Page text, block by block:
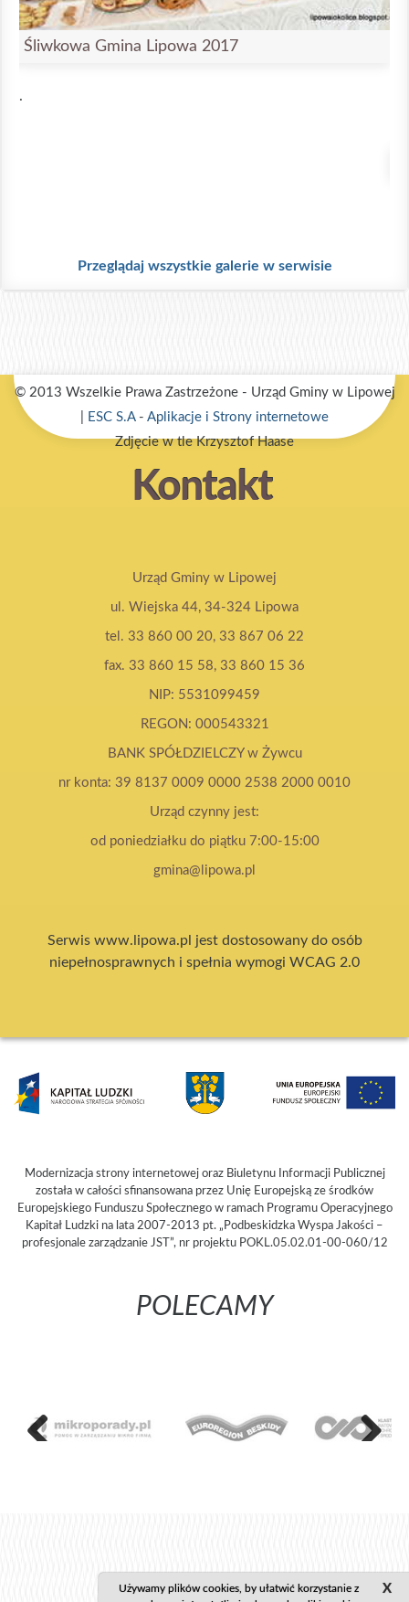
Śliwkowa Gmina Lipowa 2017
.
Przeglądaj wszystkie galerie w serwisie
© 2013 Wszelkie Prawa Zastrzeżone - Urząd Gminy w Lipowej
ESC S.A- Aplikacje i Strony internetowe
Zdjęcie w tle Krzysztof Haase
Kontakt
Urząd Gminy w Lipowej
ul. Wiejska 44, 34-324 Lipowa
tel. 33 860 00 20, 33 867 06 22
fax. 33 860 15 58, 33 860 15 36
NIP: 5531099459
REGON: 000543321
BANK SPÓŁDZIELCZY w Żywcu
nr konta: 39 8137 0009 0000 2538 2000 0010
Urząd czynny jest:
od poniedziałku do piątku 7:00-15:00
gmina@lipowa.pl
Serwis www.lipowa.pl jest dostosowany do osób
niepełnosprawnych i spełnia wymogi WCAG 2.0
Modernizacja strony internetowej oraz Biuletynu Informacji Publicznej
została w całości sfinansowana przez Unię Europejską ze środków
Europejskiego Funduszu Społecznego w ramach Programu Operacyjnego
Kapitał Ludzki na lata 2007-2013 pt. „Podbeskidzka Wyspa Jakości –
profesjonale zarządzanie JST”, nr projektu POKL.05.02.01-00-060/12
POLECAMY
Używamy plików cookies, by ułatwić korzystanie z
X